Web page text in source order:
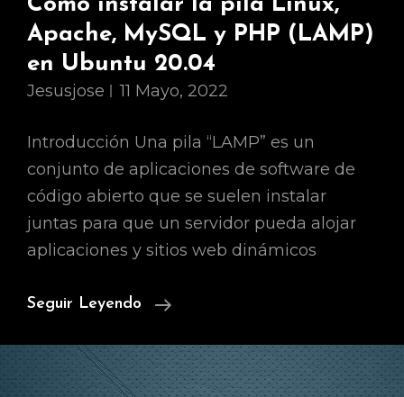
Cómo instalar la pila Linux,
Apache, MySQL y PHP (LAMP)
en Ubuntu 20.04
Jesusjose 11 Mayo, 2022
Introducción Una pila “LAMP” es un
conjunto de aplicaciones de software de
código abierto que se suelen instalar
juntas para que un servidor pueda alojar
aplicaciones y sitios web dinámicos
Seguir Leyendo
Cómo
La
Pila